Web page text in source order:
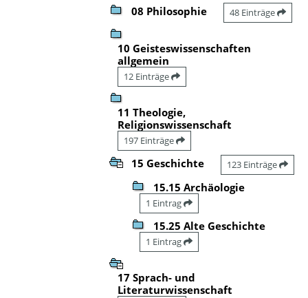
08 Philosophie 48 Einträge
10 Geisteswissenschaften
allgemein
12 Einträge
11 Theologie,
Religionswissenschaft
197 Einträge
15 Geschichte 123 Einträge
15.15 Archäologie
1 Eintrag
15.25 Alte Geschichte
1 Eintrag
17 Sprach- und
Literaturwissenschaft